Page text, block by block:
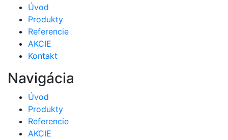
Úvod
Produkty
Referencie
AKCIE
Kontakt
Navigácia
Úvod
Produkty
Referencie
AKCIE